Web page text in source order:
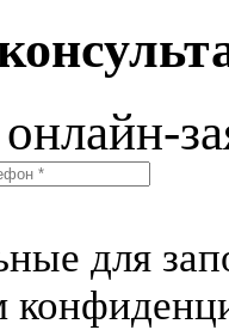
для